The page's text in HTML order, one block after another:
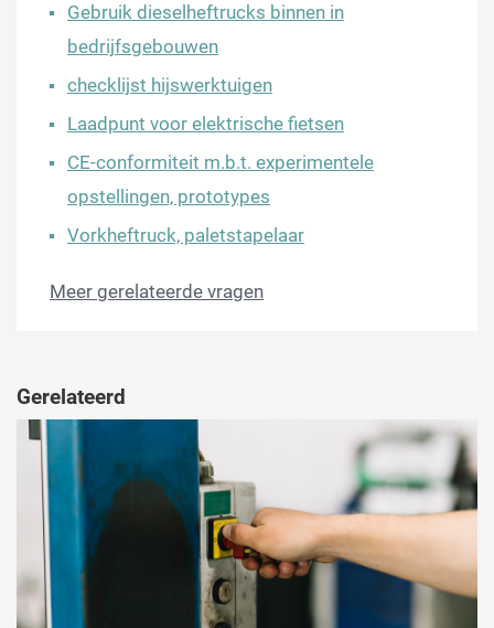
Gebruik dieselheftrucks binnen in
bedrijfsgebouwen
checklijst hijswerktuigen
Laadpunt voor elektrische fietsen
CE-conformiteit m.b.t. experimentele
opstellingen, prototypes
Vorkheftruck, paletstapelaar
Meer gerelateerde vragen
Gerelateerd